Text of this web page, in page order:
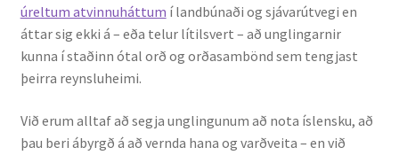
úreltum atvinnuháttum í land­bún­aði og sjávarútvegi en
áttar sig ekki á – eða telur lítilsvert – að unglingarnir
kunna í staðinn ótal orð og orðasambönd sem tengjast
þeirra reynsluheimi.
Við erum alltaf að segja unglingunum að nota íslensku, að
þau beri ábyrgð á að vernda hana og varðveita – en við